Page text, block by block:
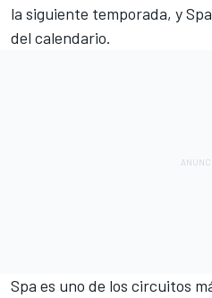
la siguiente temporada, y
del calendario.
Spa es uno de los circuitos